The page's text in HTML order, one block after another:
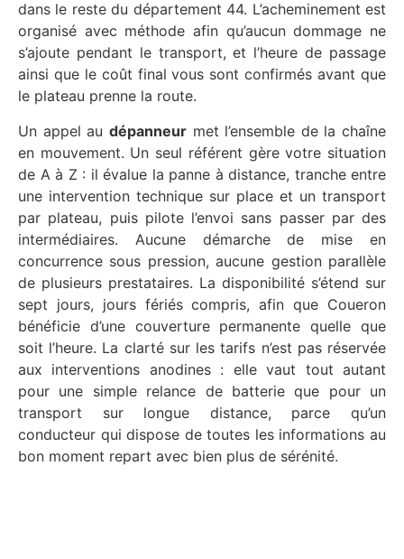
dans le reste du département 44. L’acheminement est
organisé avec méthode afin qu’aucun dommage ne
s’ajoute pendant le transport, et l’heure de passage
ainsi que le coût final vous sont confirmés avant que
le plateau prenne la route.
Un appel au dépanneurmet l’ensemble de la chaîne
en mouvement. Un seul référent gère votre situation
de A à Z : il évalue la panne à distance, tranche entre
une intervention technique sur place et un transport
par plateau, puis pilote l’envoi sans passer par des
intermédiaires. Aucune démarche de mise en
concurrence sous pression, aucune gestion parallèle
de plusieurs prestataires. La disponibilité s’étend sur
sept jours, jours fériés compris, afin que Coueron
bénéficie d’une couverture permanente quelle que
soit l’heure. La clarté sur les tarifs n’est pas réservée
aux interventions anodines : elle vaut tout autant
pour une simple relance de batterie que pour un
transport sur longue distance, parce qu’un
conducteur qui dispose de toutes les informations au
bon moment repart avec bien plus de sérénité.